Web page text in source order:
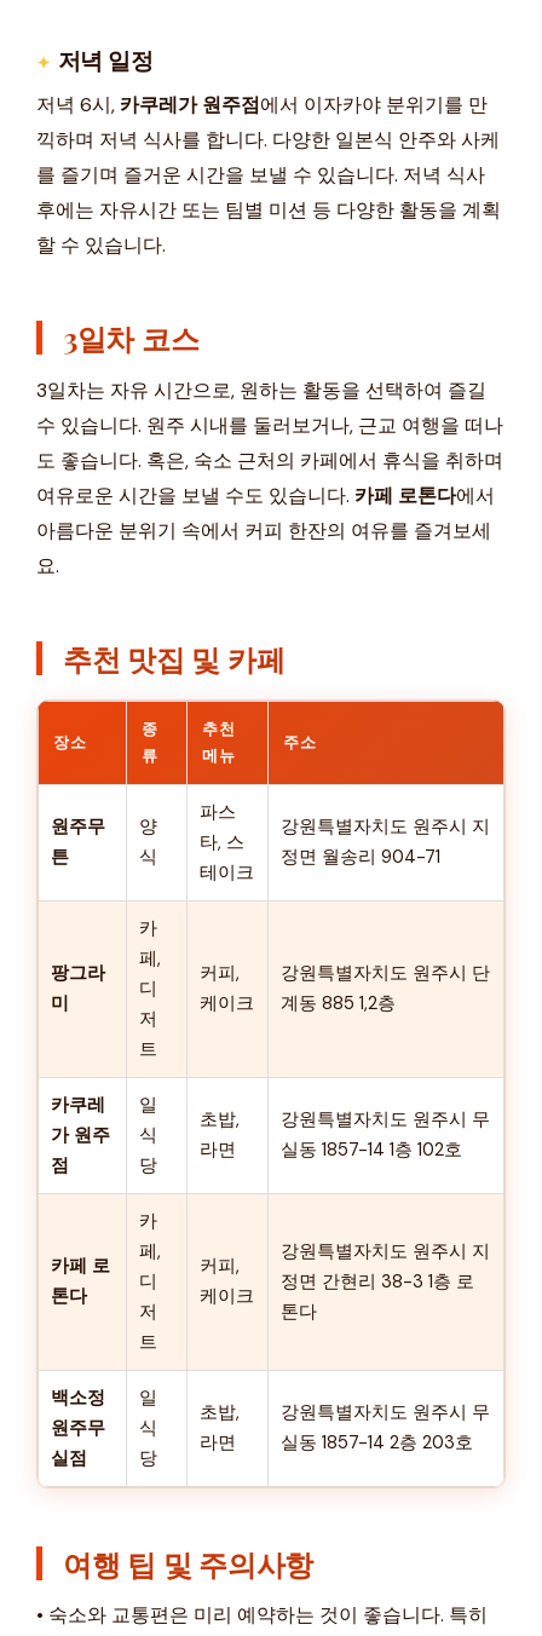
저녁 일정
저녁 6시, 카쿠레가 원주점에서 이자카야 분위기를 만
끽하며 저녁 식사를 합니다. 다양한 일본식 안주와 사케
를 즐기며 즐거운 시간을 보낼 수 있습니다. 저녁 식사
후에는 자유시간 또는 팀별 미션 등 다양한 활동을 계획
할 수 있습니다.
3일차 코스
3일차는 자유 시간으로, 원하는 활동을 선택하여 즐길
수 있습니다. 원주 시내를 둘러보거나, 근교 여행을 떠나
도 좋습니다. 혹은, 숙소 근처의 카페에서 휴식을 취하며
여유로운 시간을 보낼 수도 있습니다. 카페 로톤다에서
아름다운 분위기 속에서 커피 한잔의 여유를 즐겨보세
요.
추천 맛집 및 카페
장소
종
류
추천
메뉴
주소
원주무
튼
양
식
파스
타, 스
테이크
강원특별자치도 원주시 지
정면 월송리 904-71
팡그라
미
카
페,
디
저
트
커피,
케이크
강원특별자치도 원주시 단
계동 885 1,2층
카쿠레
가 원주
점
일
식
당
초밥,
라면
강원특별자치도 원주시 무
실동 1857-14 1층 102호
카페 로
톤다
카
페,
디
저
트
커피,
케이크
강원특별자치도 원주시 지
정면 간현리 38-3 1층 로
톤다
백소정
원주무
실점
일
식
당
초밥,
라면
강원특별자치도 원주시 무
실동 1857-14 2층 203호
여행 팁 및 주의사항
• 숙소와 교통편은 미리 예약하는 것이 좋습니다. 특히